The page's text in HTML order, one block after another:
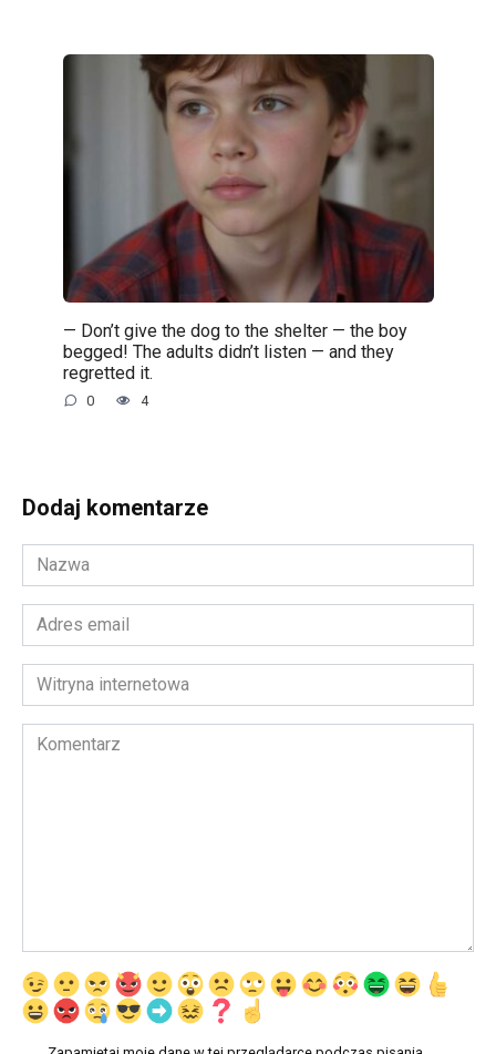
— Don’t give the dog to the shelter — the boy
begged! The adults didn’t listen — and they
regretted it.
0 4
Dodaj komentarze
Nazwa
*
Adres
email
*Witryna
internetowa
Komentarz